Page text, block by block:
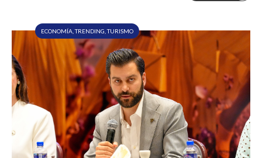
ECONOMÍA ,TRENDING ,TURISMO